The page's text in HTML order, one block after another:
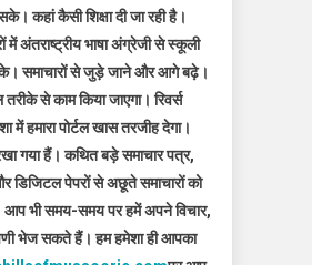
कहां कैसी शिक्षा दी जा रही है।
में अंतराष्ट्रीय भाषा अंग्रेजी से स्कूली
समाचारों से जुड़े जाने और आगे बढ़े।
तरीके से काम किया जाएगा। रिवर्स
में हमारा पोर्टल खास तरजीह देगा।
रखा गया हैं। कथित बड़े समाचार पत्र,
डिजिटल पेपरों से अछूते समाचारों को
आप भी समय-समय पर हमें अपने विचार,
भेज सकते हैं। हम हमेशा ही आपका